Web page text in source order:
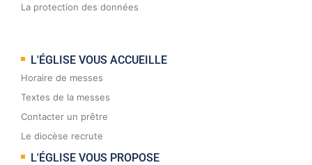
La protection des données
L'ÉGLISE VOUS ACCUEILLE
Horaire de messes
Textes de la messes
Contacter un prêtre
Le diocèse recrute
L'ÉGLISE VOUS PROPOSE